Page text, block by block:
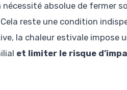
absolue de fermer
reste une condition
la chaleur estivale impose
et limiter le risque